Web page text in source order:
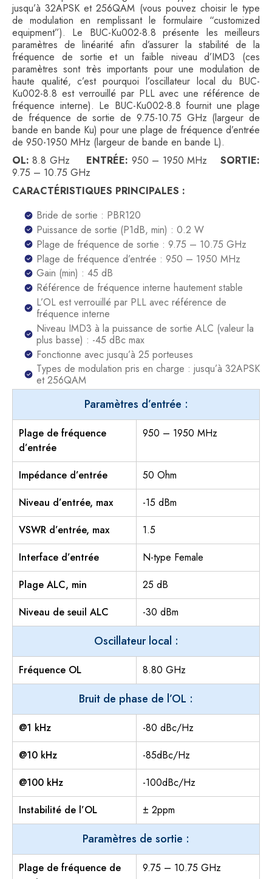
jusqu’à 32APSK et 256QAM (vous pouvez choisir le type
de modulation en remplissant le formulaire “customized
equipment”). Le BUC-Ku002-8.8 présente les meilleurs
paramètres de linéarité afin d’assurer la stabilité de la
fréquence de sortie et un faible niveau d’IMD3 (ces
paramètres sont très importants pour une modulation de
haute qualité, c’est pourquoi l’oscillateur local du BUC-
Ku002-8.8 est verrouillé par PLL avec une référence de
fréquence interne). Le BUC-Ku002-8.8 fournit une plage
de fréquence de sortie de 9.75-10.75 GHz (largeur de
bande en bande Ku) pour une plage de fréquence d’entrée
de 950-1950 MHz (largeur de bande en bande L).
OL: 8.8 GHz ENTRÉE: 950 – 1950 MHzSORTIE:
9.75 – 10.75 GHz
CARACTÉRISTIQUES PRINCIPALES :
Bride de sortie : PBR120
Puissance de sortie (P1dB, min) : 0.2 W
Plage de fréquence de sortie : 9.75 – 10.75 GHz
Plage de fréquence d’entrée : 950 – 1950 MHz
Gain (min) : 45 dB
Référence de fréquence interne hautement stable
L’OL est verrouillé par PLL avec référence de
fréquence interne
Niveau IMD3 à la puissance de sortie ALC (valeur la
plus basse) : -45 dBc max
Fonctionne avec jusqu’à 25 porteuses
Types de modulation pris en charge : jusqu’à 32APSK
et 256QAM
Paramètres d’entrée :
Plage de fréquence
d’entrée
950 – 1950 MHz
Impédance d’entrée
50 Ohm
Niveau d’entrée, max
-15 dBm
VSWR d’entrée, max
1.5
Interface d’entrée
N-type Female
Plage ALC, min
25 dB
Niveau de seuil ALC
-30 dBm
Oscillateur local :
Fréquence OL 8.80 GHz
Bruit de phase de l’OL :
@1 kHz
-80 dBc/Hz
@10 kHz
-85dBc/Hz
@100 kHz
-100dBc/Hz
Instabilité de l’OL
± 2ppm
Paramètres de sortie :
Plage de fréquence de
9.75 – 10.75 GHz